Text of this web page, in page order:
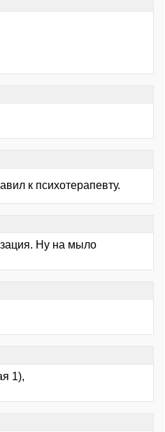
к психотерапевту.
Ну на мыло
1),